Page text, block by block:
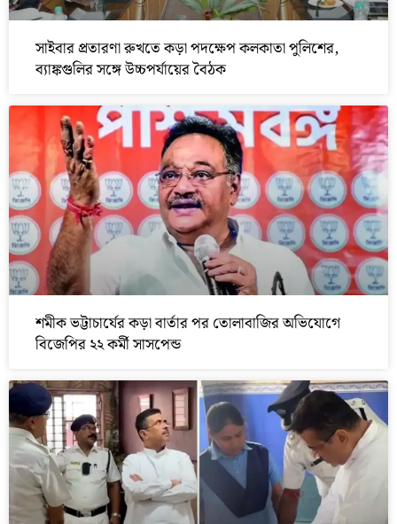
সাইবার প্রতারণা রুখতে কড়া পদক্ষেপ কলকাতা পুলিশের,
ব্যাঙ্কগুলির সঙ্গে উচ্চপর্যায়ের বৈঠক
শমীক ভট্টাচার্যের কড়া বার্তার পর তোলাবাজির অভিযোগে
বিজেপির ২২ কর্মী সাসপেন্ড